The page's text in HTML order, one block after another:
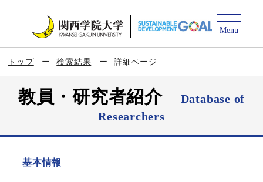
トップ 検索結果 詳細ページ
教員・研究者紹介
Database of
Researchers
基本情報